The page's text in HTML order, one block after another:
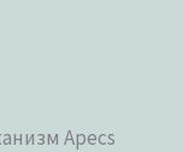
Apecs